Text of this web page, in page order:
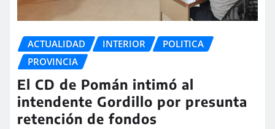
ACTUALIDAD INTERIOR
POLITICA
PROVINCIA
El CD de Pomán intimó al
intendente Gordillo por presunta
retención de fondos